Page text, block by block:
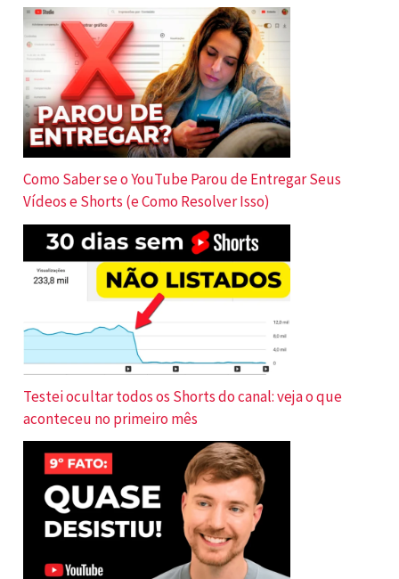
Como Saber se o YouTube Parou de Entregar Seus
Vídeos e Shorts (e Como Resolver Isso)
Testei ocultar todos os Shorts do canal: veja o que
aconteceu no primeiro mês